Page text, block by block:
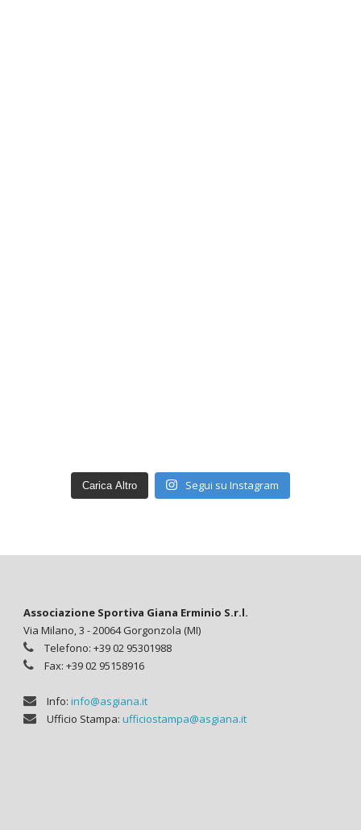
Carica Altro Segui su Instagram
Associazione Sportiva Giana Erminio S.r.l.
Via Milano, 3 - 20064 Gorgonzola (MI)
Telefono: +39 02 95301988
Fax: +39 02 95158916
Info: info@asgiana.it
Ufficio Stampa: ufficiostampa@asgiana.it